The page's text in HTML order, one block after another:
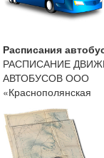
Расписания
РАСПИСАНИЕ
АВТОБУСОВ ООО
«Краснополянская
автоколонна» с 13